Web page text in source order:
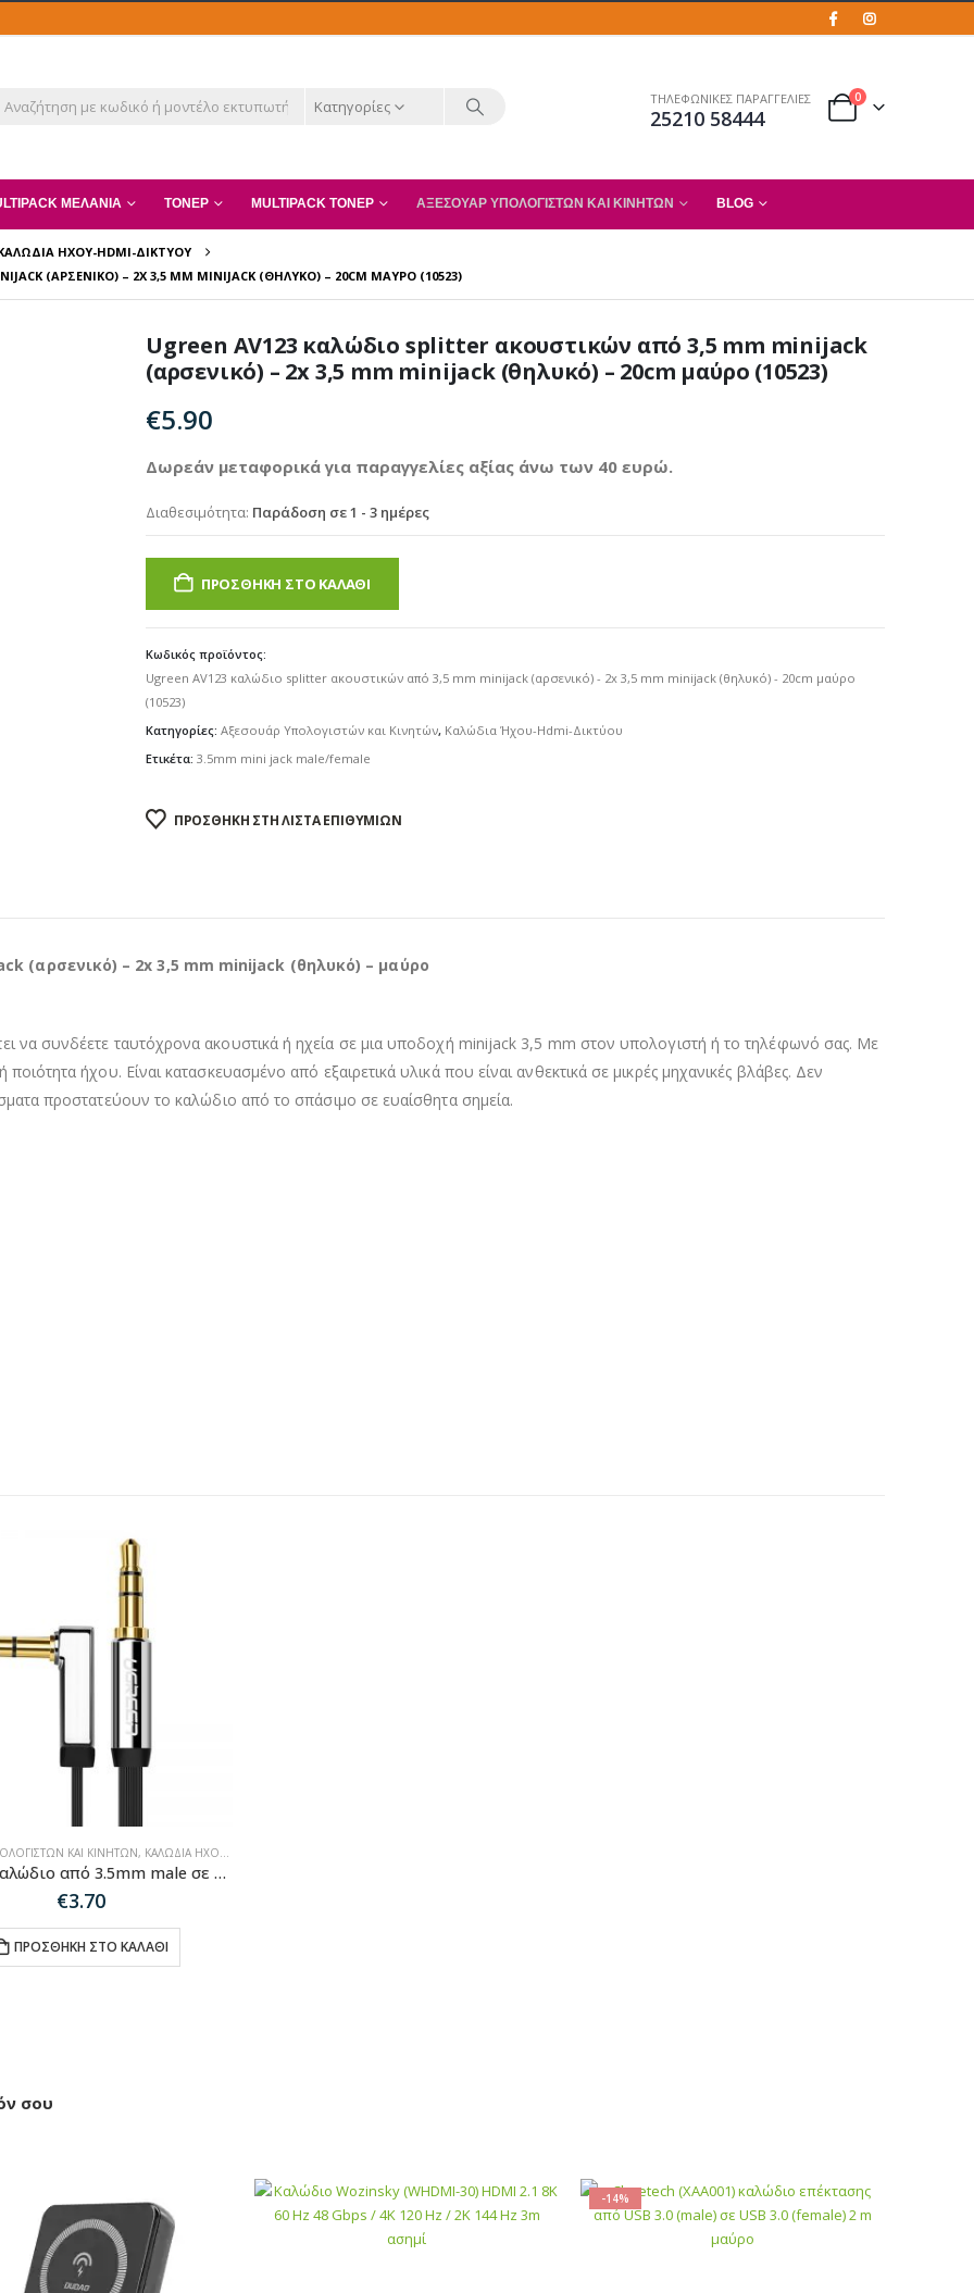
Κατηγορίες ΤΗΛΕΦΩΝΙΚΕΣ ΠΑΡΑΓΓΕΛΙΕΣ
25210 58444
0
ΜΕΛΆΝΙΑ ΤΌΝΕΡ MULTIPACK ΤΌΝΕΡ ΑΞΕΣΟΥΆΡ ΥΠΟΛΟΓΙΣΤΏΝ ΚΑΙ ΚΙΝΗΤΏΝ BLOG
ΉΧΟΥ-HDMI-ΔΙΚΤΎΟΥ
(ΑΡΣΕΝΙΚΌ) – 2X 3,5 MM MINIJACK (ΘΗΛΥΚΌ) – 20CM ΜΑΎΡΟ (10523)
Ugreen AV123 καλώδιο splitter ακουστικών από 3,5 mm minijack
(αρσενικό) – 2x 3,5 mm minijack (θηλυκό) – 20cm μαύρο (10523)
€5.90
Δωρεάν μεταφορικά για παραγγελίες αξίας άνω των 40 ευρώ.
Διαθεσιμότητα: Παράδοση σε 1 - 3 ημέρες
ΠΡΟΣΘΉΚΗ ΣΤΟ ΚΑΛΆΘΙ
Κωδικός προϊόντος:
Ugreen AV123 καλώδιο splitter ακουστικών από 3,5 mm minijack (αρσενικό) - 2x 3,5 mm minijack (θηλυκό) - 20cm μαύρο
(10523)
Κατηγορίες: Αξεσουάρ Υπολογιστών και Κινητών, Καλώδια Ήχου-Hdmi-Δικτύου
Ετικέτα: 3.5mm mini jack male/female
ΠΡΟΣΘΉΚΗ ΣΤΗ ΛΊΣΤΑ ΕΠΙΘΥΜΙΏΝ
(αρσενικό) – 2x 3,5 mm minijack (θηλυκό) – μαύρο
να συνδέετε ταυτόχρονα ακουστικά ή ηχεία σε μια υποδοχή minijack 3,5 mm στον υπολογιστή ή το τηλέφωνό σας. Με
ήχου. Είναι κατασκευασμένο από εξαιρετικά υλικά που είναι ανθεκτικά σε μικρές μηχανικές βλάβες. Δεν
προστατεύουν το καλώδιο από το σπάσιμο σε ευαίσθητα σημεία.
ΚΑΙ ΚΙΝΗΤΏΝ, ΚΑΛΏΔΙΑ ΉΧΟΥ-HDMI-ΔΙΚΤΎΟΥ
Ugreen Καλώδιο από 3.5mm male σε 3.5mm male γωνία 1m μαύρο (10597)
€3.70
ΠΡΟΣΘΉΚΗ ΣΤΟ ΚΑΛΆΘΙ
σου
-14%